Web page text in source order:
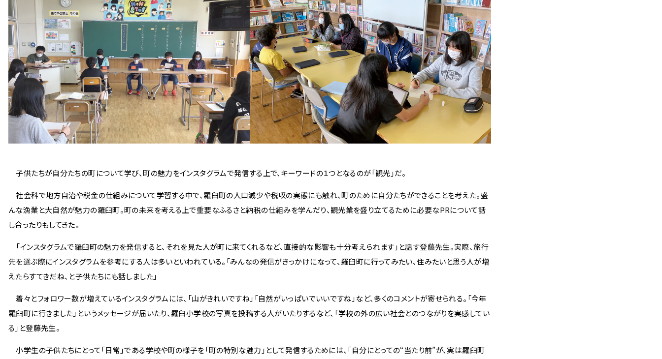
子供たちが自分たちの町について学び、町の魅力をインスタグラムで発信する上で、キーワードの１つとなるのが「観光」だ。
社会科で地方自治や税金の仕組みについて学習する中で、羅臼町の人口減少や税収の実態にも触れ、町のために自分たちができることを考えた。盛
んな漁業と大自然が魅力の羅臼町。町の未来を考える上で重要なふるさと納税の仕組みを学んだり、観光業を盛り立てるために必要なPRについて話
し合ったりもしてきた。
「インスタグラムで羅臼町の魅力を発信すると、それを見た人が町に来てくれるなど、直接的な影響も十分考えられます」と話す登藤先生。実際、旅行
先を選ぶ際にインスタグラムを参考にする人は多いといわれている。「みんなの発信がきっかけになって、羅臼町に行ってみたい、住みたいと思う人が増
えたらすてきだね、と子供たちにも話しました」
着々とフォロワー数が増えているインスタグラムには、「山がきれいですね」「自然がいっぱいでいいですね」など、多くのコメントが寄せられる。「今年
羅臼町に行きました」というメッセージが届いたり、羅臼小学校の写真を投稿する人がいたりするなど、「学校の外の広い社会とのつながりを実感してい
る」と登藤先生。
小学生の子供たちにとって「日常」である学校や町の様子を「町の特別な魅力」として発信するためには、「自分にとっての“当たり前”が、実は羅臼町